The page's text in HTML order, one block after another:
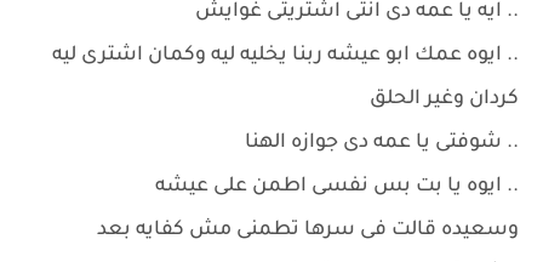
.. ايه يا عمه دى انتى اشتريتى غوايش
.. ايوه عمك ابو عيشه ربنا يخليه ليه وكمان اشترى ليه
كردان وغير الحلق
.. شوفتى يا عمه دى جوازه الهنا
.. ايوه يا بت بس نفسى اطمن على عيشه
وسعيده قالت فى سرها تطمنى مش كفايه بعد